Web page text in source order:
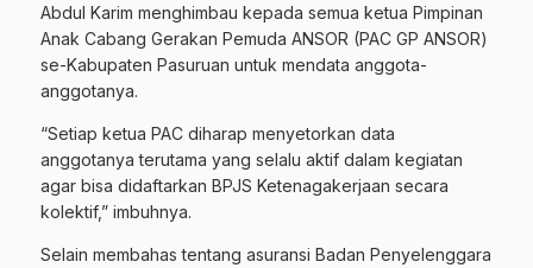
Abdul Karim menghimbau kepada semua ketua Pimpinan
Anak Cabang Gerakan Pemuda ANSOR (PAC GP ANSOR)
se-Kabupaten Pasuruan untuk mendata anggota-
anggotanya.
“Setiap ketua PAC diharap menyetorkan data
anggotanya terutama yang selalu aktif dalam kegiatan
agar bisa didaftarkan BPJS Ketenagakerjaan secara
kolektif,” imbuhnya.
Selain membahas tentang asuransi Badan Penyelenggara